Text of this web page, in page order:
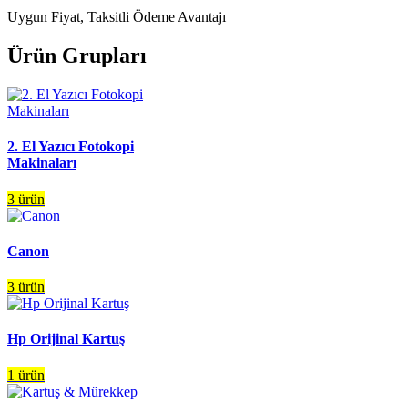
Uygun Fiyat, Taksitli Ödeme Avantajı
Ürün Grupları
2. El Yazıcı Fotokopi
Makinaları
3 ürün
Canon
3 ürün
Hp Orijinal Kartuş
1 ürün